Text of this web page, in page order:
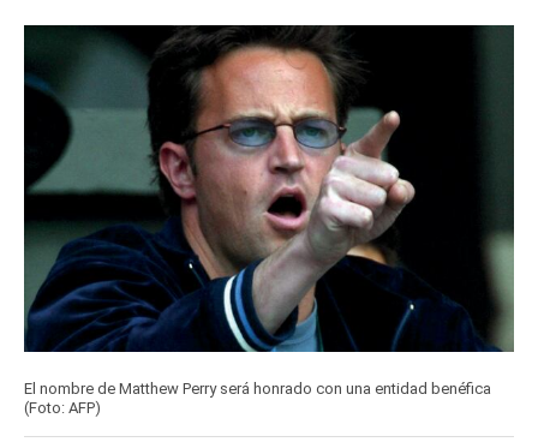
El nombre de Matthew Perry será honrado con una entidad benéfica
(Foto: AFP)